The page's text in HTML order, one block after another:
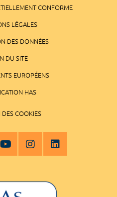
CONFORME
LÉGALES
DES DONNÉES
DU SITE
EUROPÉENS
HAS
DES COOKIES